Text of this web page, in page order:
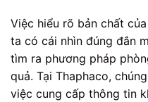
Việc hiểu rõ bản chất
ta có cái nhìn đúng đắn
tìm ra phương pháp
quả. Tại Thaphaco,
việc cung cấp thông tin